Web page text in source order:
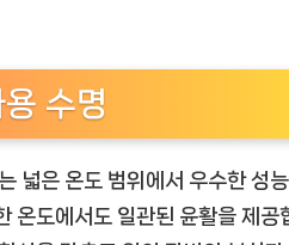
수명
넓은 온도 범위에서 우수한 성
온도에서도 일관된 윤활을 제공